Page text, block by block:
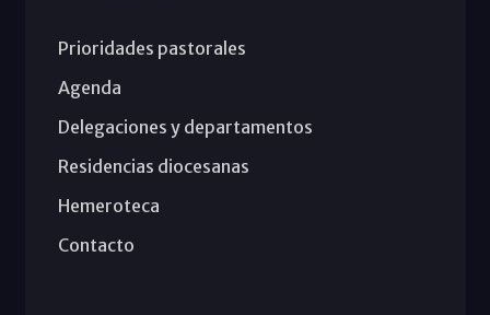
Prioridades pastorales
Agenda
Delegaciones y departamentos
Residencias diocesanas
Hemeroteca
Contacto